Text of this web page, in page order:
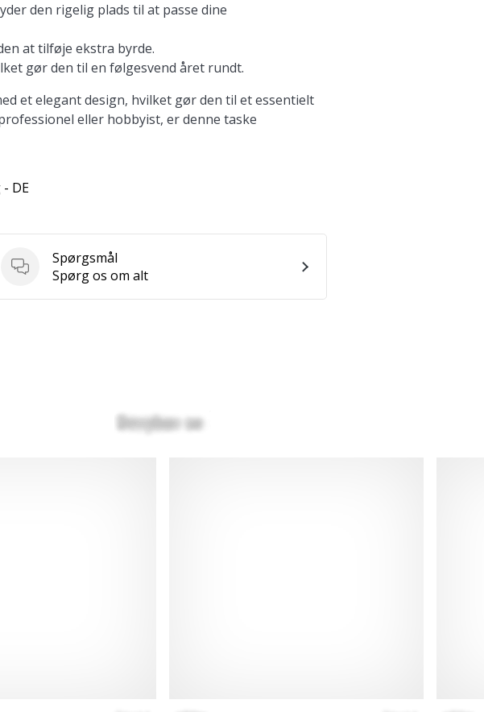
den rigelig plads til at passe dine
at tilføje ekstra byrde.
gør den til en følgesvend året rundt.
et elegant design, hvilket gør den til et essentielt
eller hobbyist, er denne taske
DE
Spørgsmål
Spørgsmål
Spørg os om alt